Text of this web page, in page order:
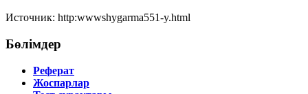
Источник: http:wwwshygarma551-y.html
Бөлімдер
Реферат
Жоспарлар